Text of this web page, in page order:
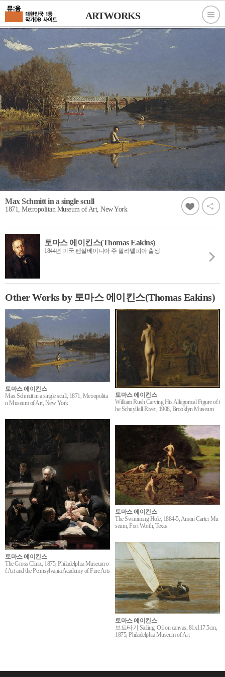
ARTWORKS
Max Schmitt in a single scull
1871, Metropolitan Museum of Art, New York
토마스 에이킨스(Thomas Eakins)
1844년 미국 펜실베이니아 주 필라델피아 출생
Other Works by 토마스 에이킨스(Thomas Eakins)
토마스 에이킨스
Max Schmitt in a single scull, 1871, Metropolita
n Museum of Art, New York
토마스 에이킨스
William Rush Carving His Allegorical Figure of t
he Schuylkill River, 1908, Brooklyn Museum
토마스 에이킨스
The Gross Clinic, 1875, Philadelphia Museum o
f Art and the Pennsylvania Academy of Fine Arts
토마스 에이킨스
The Swimming Hole, 1884-5, Amon Carter Mu
seum, Fort Worth, Texas
토마스 에이킨스
보트타기 Sailing, Oil on canvas, 81x117.5cm,
1875, Philadelphia Museum of Art